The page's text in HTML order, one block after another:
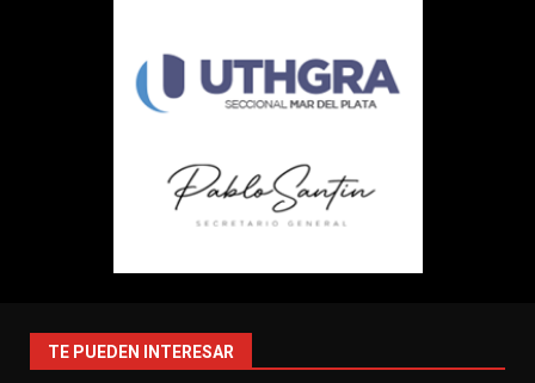
TE PUEDEN INTERESAR